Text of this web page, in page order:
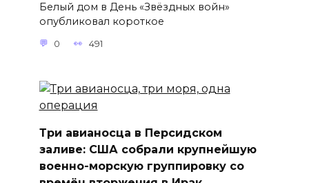
Белый дом в День «Звёздных войн»
опубликовал короткое
0 491
Три авианосца в Персидском
заливе: США собрали крупнейшую
военно-морскую группировку со